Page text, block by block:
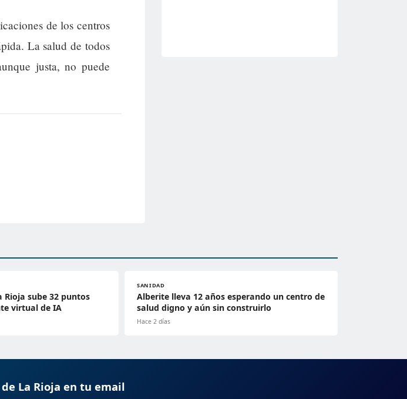
de los centros
La salud de todos
justa, no puede
Rioja sube 32 puntos
virtual de IA
SANIDAD
Alberite lleva 12 años esperando un centro de
salud digno y aún sin construirlo
Hace 2 días
La Rioja en tu email